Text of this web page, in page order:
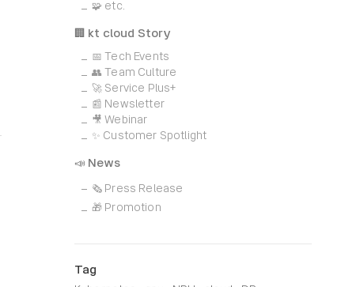
🧩 etc.
🏢 kt cloud Story
📅 Tech Events
👥 Team Culture
🚀 Service Plus+
📰 Newsletter
🎥 Webinar
✨ Customer Spotlight
📣 News
🗞️ Press Release
🎁 Promotion
Tag